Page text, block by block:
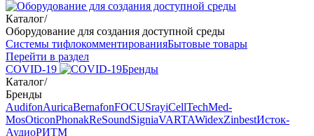
Каталог/
Оборудование для создания доступной среды
Системы тифлокомментированияБытовые товары
Перейти в раздел
COVID-19
Бренды
Каталог/
Бренды
AudifonAuricaBernafonFOCUSrayiCellTechMed-
MosOticonPhonakReSoundSigniaVARTAWidexZinbestИсток-
АудиоРИТМ